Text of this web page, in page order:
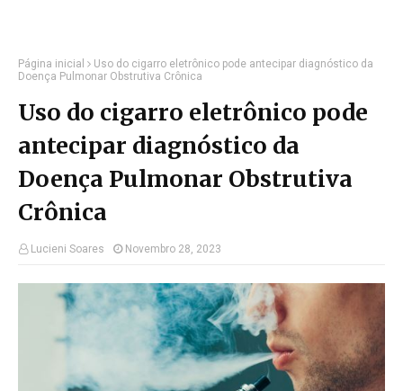
Página inicial
Uso do cigarro eletrônico pode antecipar diagnóstico da
Doença Pulmonar Obstrutiva Crônica
Uso do cigarro eletrônico pode
antecipar diagnóstico da
Doença Pulmonar Obstrutiva
Crônica
Lucieni Soares Novembro 28, 2023